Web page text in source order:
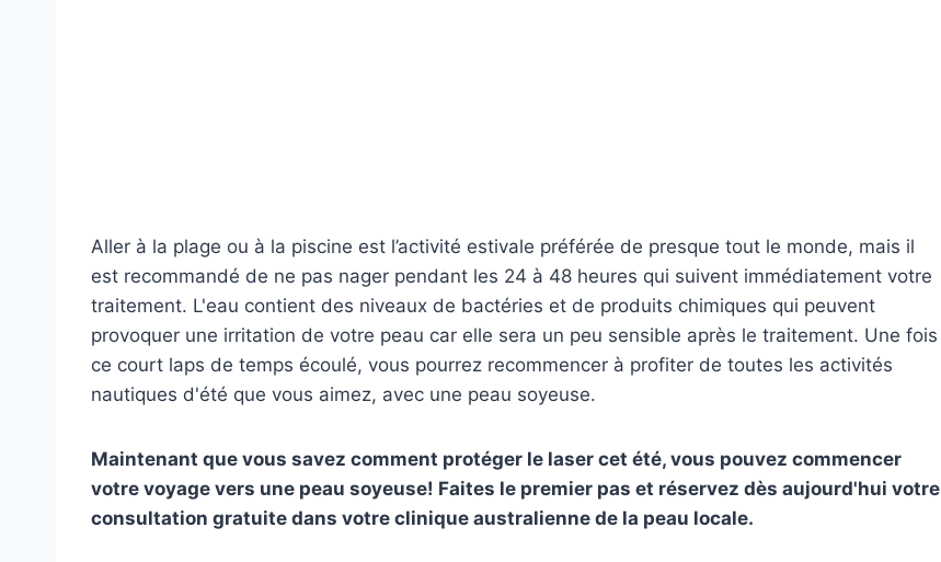
Aller à la plage ou à la piscine est l’activité estivale préférée de presque tout le monde, mais il
est recommandé de ne pas nager pendant les 24 à 48 heures qui suivent immédiatement votre
traitement. L'eau contient des niveaux de bactéries et de produits chimiques qui peuvent
provoquer une irritation de votre peau car elle sera un peu sensible après le traitement. Une fois
ce court laps de temps écoulé, vous pourrez recommencer à profiter de toutes les activités
nautiques d'été que vous aimez, avec une peau soyeuse.
Maintenant que vous savez comment protéger le laser cet été, vous pouvez commencer
votre voyage vers une peau soyeuse! Faites le premier pas et réservez dès aujourd'hui votre
consultation gratuite dans votre clinique australienne de la peau locale.